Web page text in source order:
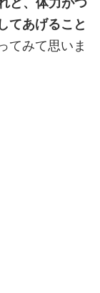
てあげること
てみて思いま